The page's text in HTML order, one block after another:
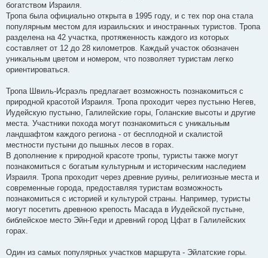
богатством Израиля.
Тропа была официально открыта в 1995 году, и с тех пор она стала
популярным местом для израильских и иностранных туристов. Тропа
разделена на 42 участка, протяженность каждого из которых
составляет от 12 до 28 километров. Каждый участок обозначен
уникальным цветом и номером, что позволяет туристам легко
ориентироваться.
Тропа Швиль-Исраэль предлагает возможность познакомиться с
природной красотой Израиля. Тропа проходит через пустыню Негев,
Иудейскую пустыню, Галилейские горы, Голанские высоты и другие
места. Участники похода могут познакомиться с уникальным
ландшафтом каждого региона - от бесплодной и скалистой
местности пустыни до пышных лесов в горах.
В дополнение к природной красоте тропы, туристы также могут
познакомиться с богатым культурным и историческим наследием
Израиля. Тропа проходит через древние руины, религиозные места и
современные города, предоставляя туристам возможность
познакомиться с историей и культурой страны. Например, туристы
могут посетить древнюю крепость Масада в Иудейской пустыне,
библейское место Эйн-Геди и древний город Цфат в Галилейских
горах.
Один из самых популярных участков маршрута - Эйлатские горы.